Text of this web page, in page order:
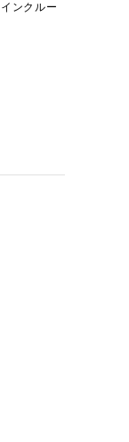
ンクルー